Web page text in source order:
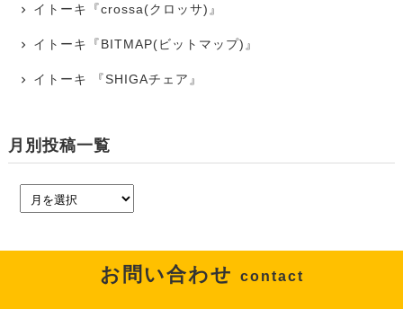
イトーキ『crossa(クロッサ)』
イトーキ『BITMAP(ビットマップ)』
イトーキ 『SHIGAチェア』
月別投稿一覧
お問い合わせ contact